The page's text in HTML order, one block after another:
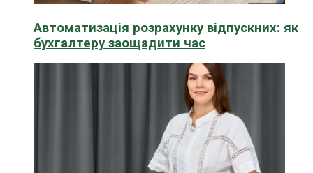
Автоматизація розрахунку відпускних: як
бухгалтеру заощадити час